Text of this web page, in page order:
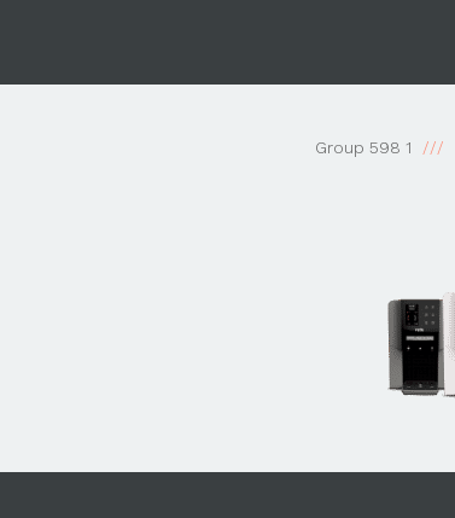
Group 598 1